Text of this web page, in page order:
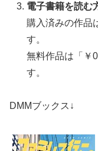
電子書籍を読む
購入済みの作品
す。
無料作品は「￥
す。
DMMブックス↓